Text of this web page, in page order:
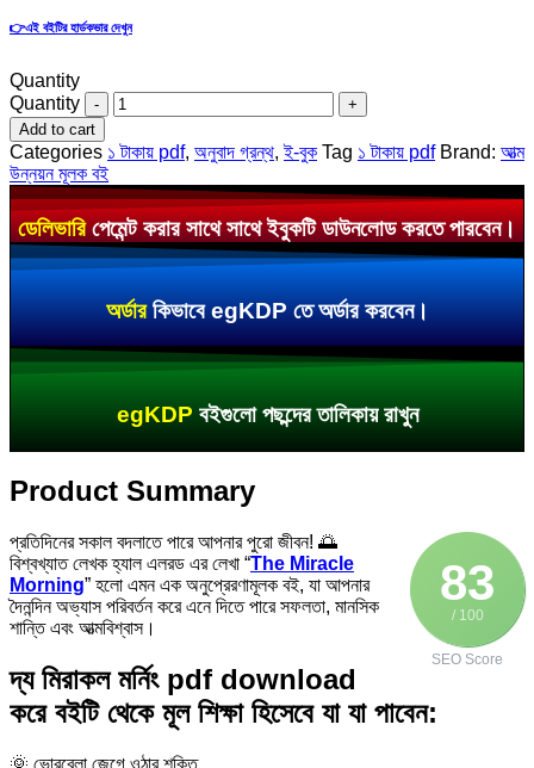
👉এই বইটির হার্ডকভার দেখুন
Quantity
Quantity
Add to cart
Categories ১ টাকায় pdf, অনুবাদ গ্রন্থ,ই-বুক Tag ১ টাকায় pdf Brand: আত্ম
উন্নয়ন মূলক বই
ডেলিভারি পেমেন্ট করার সাথে সাথে ইবুকটি ডাউনলোড করতে পারবেন।
অর্ডার কিভাবে egKDP তে অর্ডার করবেন।
egKDP বইগুলো পছন্দের তালিকায় রাখুন
Product Summary
83
/ 100
SEO Score
প্রতিদিনের সকাল বদলাতে পারে আপনার পুরো জীবন! 🌅
বিশ্বখ্যাত লেখক হ্যাল এলরড এর লেখা “The Miracle
Morning” হলো এমন এক অনুপ্রেরণামূলক বই, যা আপনার
দৈনন্দিন অভ্যাস পরিবর্তন করে এনে দিতে পারে সফলতা, মানসিক
শান্তি এবং আত্মবিশ্বাস।
দ্য মিরাকল মর্নিং pdf download
করে বইটি থেকে মূল শিক্ষা হিসেবে যা যা পাবেন: